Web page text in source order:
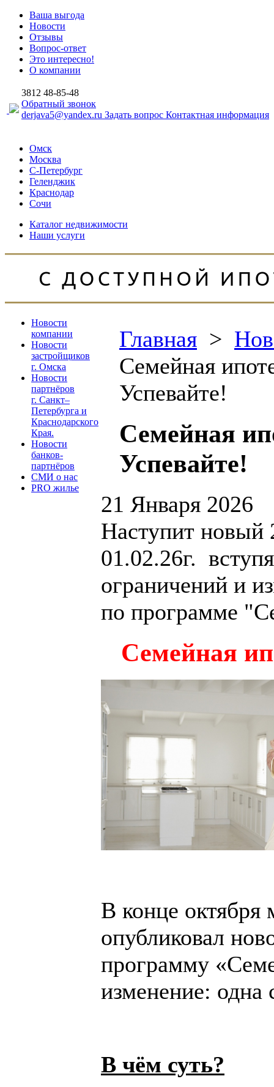
Ваша выгода
Новости
Отзывы
Вопрос-ответ
Это интересно!
О компании
3812 48-85-48
Обратный звонок
derjava5@yandex.ru Задать вопрос Контактная информация
Омск
Москва
С-Петербург
Геленджик
Краснодар
Сочи
Каталог недвижимости
Наши услуги
Новости
компании
Новости
застройщиков
г. Омска
Новости
партнёров
г. Санкт–
Петербурга и
Краснодарского
Края.
Новости
банков-
партнёров
СМИ о нас
PRO жилье
Главная >
Семейная
Успевайте!
Семейная
Успевайте!
21 Января 2026
Наступит новый
01.02.26г.
ограничений и
по программе
Семейная
В конце
опубликовал
программу
изменение:
В чём суть?